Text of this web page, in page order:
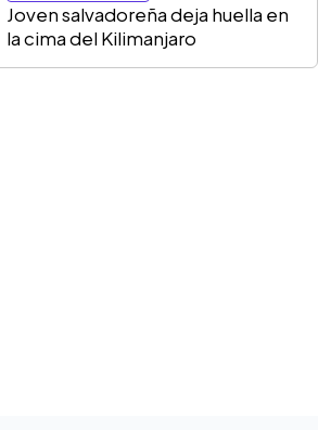
Joven salvadoreña deja huella en
la cima del Kilimanjaro